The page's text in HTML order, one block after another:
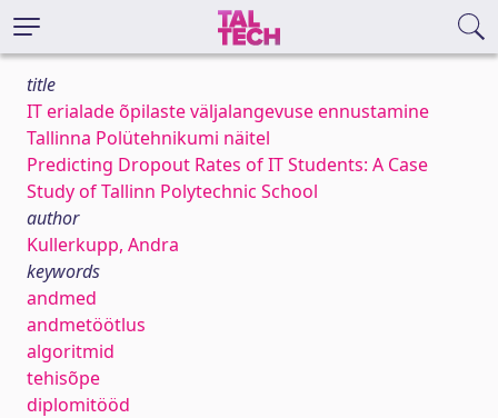
title
IT erialade õpilaste väljalangevuse ennustamine
Tallinna Polütehnikumi näitel
Predicting Dropout Rates of IT Students: A Case
Study of Tallinn Polytechnic School
author
Kullerkupp, Andra
keywords
andmed
andmetöötlus
algoritmid
tehisõpe
diplomitööd